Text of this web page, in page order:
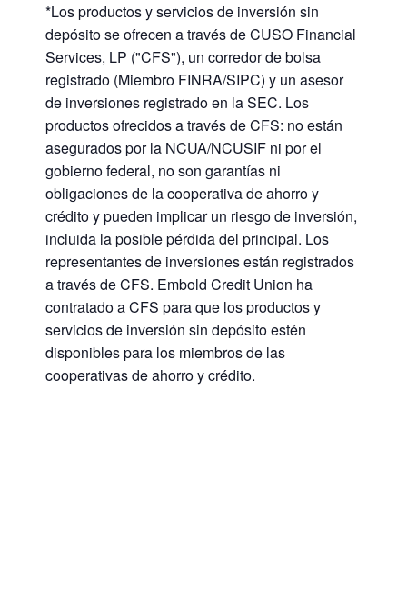
*Los productos y servicios de inversión sin
depósito se ofrecen a través de CUSO Financial
Services, LP ("CFS"), un corredor de bolsa
registrado (Miembro FINRA/SIPC) y un asesor
de inversiones registrado en la SEC. Los
productos ofrecidos a través de CFS: no están
asegurados por la NCUA/NCUSIF ni por el
gobierno federal, no son garantías ni
obligaciones de la cooperativa de ahorro y
crédito y pueden implicar un riesgo de inversión,
incluida la posible pérdida del principal. Los
representantes de inversiones están registrados
a través de CFS. Embold Credit Union ha
contratado a CFS para que los productos y
servicios de inversión sin depósito estén
disponibles para los miembros de las
cooperativas de ahorro y crédito.